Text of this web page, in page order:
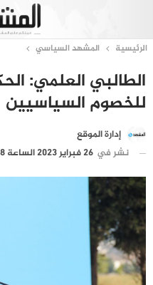
الرئيسية المشهد السياسي
الطالبي العلمي:
للخصوم السياسيين
إدارة الموقع
نشر في 26 فبراير 2023 الساعة 18 و 20 دقيقة